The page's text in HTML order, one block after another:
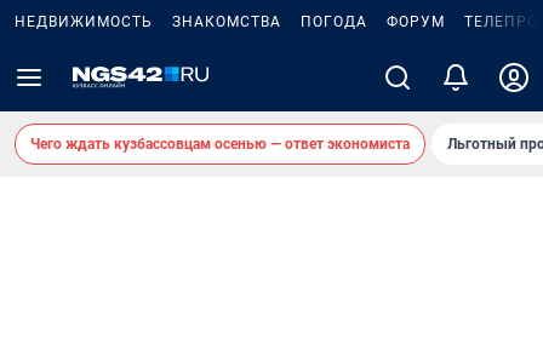
НЕДВИЖИМОСТЬ ЗНАКОМСТВА ПОГОДА ФОРУМ
Чего ждать кузбассовцам осенью — ответ экономиста Льготный